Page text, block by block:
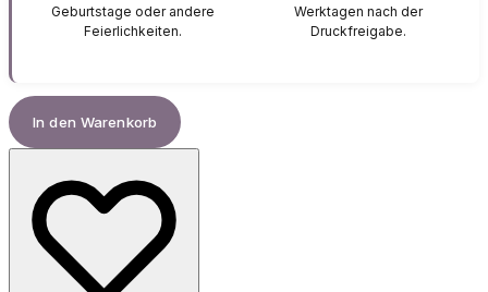
Geburtstage oder andere
Feierlichkeiten.
Werktagen nach der
Druckfreigabe.
In den Warenkorb